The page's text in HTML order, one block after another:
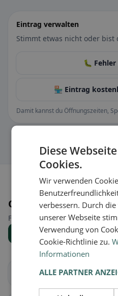
Eintrag verwalten
Stimmt etwas nicht oder bist
🐛
🏪 Eintrag
Damit kannst du Öffnungszeiten,
Orte in der Nähe
Finde den passenden Ort für
Alle Orte
Diese
Cookies.
Wir verwenden
verbessern. Durch
unserer Webseite
Verwendung von
Cookie-Richtlinie zu.
Informationen
ALLE PARTNER